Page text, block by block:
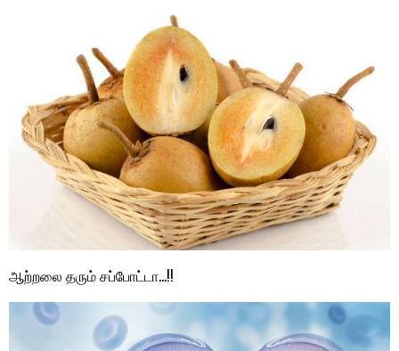
ஆற்றலை தரும் சப்போட்டா…!!